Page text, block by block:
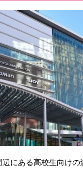
辺にある高校生向けの